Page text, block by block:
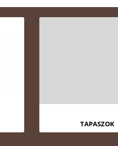
TAPASZOK